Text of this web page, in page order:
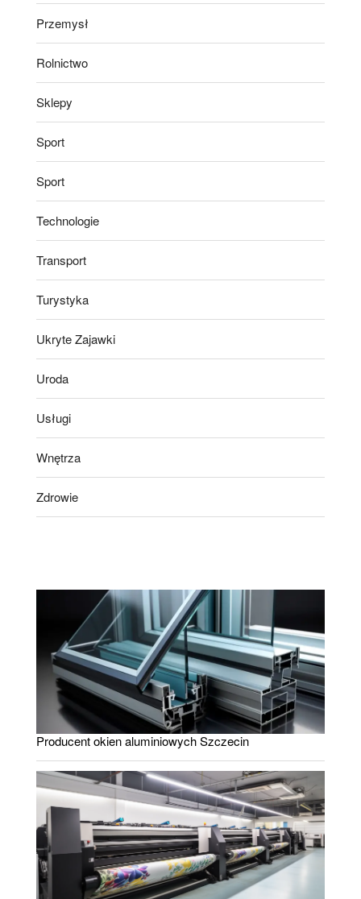
Przemysł
Rolnictwo
Sklepy
Sport
Sport
Technologie
Transport
Turystyka
Ukryte Zajawki
Uroda
Usługi
Wnętrza
Zdrowie
Producent okien aluminiowych Szczecin